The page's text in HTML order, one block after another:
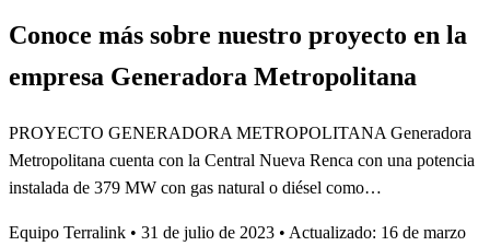
Conoce más sobre nuestro proyecto en la
empresa Generadora Metropolitana
PROYECTO GENERADORA METROPOLITANA Generadora
Metropolitana cuenta con la Central Nueva Renca con una potencia
instalada de 379 MW con gas natural o diésel como…
Equipo Terralink • 31 de julio de 2023 • Actualizado: 16 de marzo